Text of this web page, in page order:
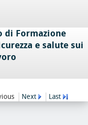
di Formazione
e salute sui
Next Last